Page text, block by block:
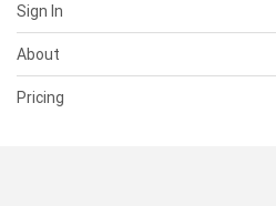
Sign In
About
Pricing